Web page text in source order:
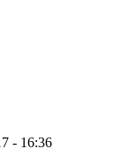
- 16:36